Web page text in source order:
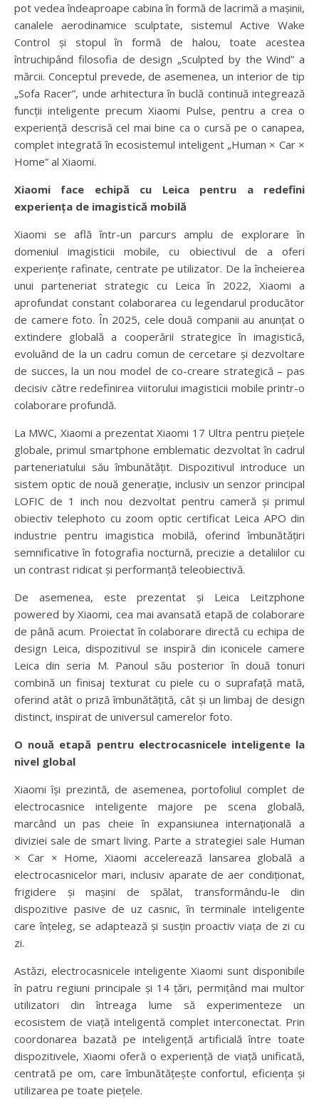
pot vedea îndeaproape cabina în formă de lacrimă a mașinii,
canalele aerodinamice sculptate, sistemul Active Wake
Control și stopul în formă de halou, toate acestea
întruchipând filosofia de design „Sculpted by the Wind” a
mărcii. Conceptul prevede, de asemenea, un interior de tip
„Sofa Racer”, unde arhitectura în buclă continuă integrează
funcții inteligente precum Xiaomi Pulse, pentru a crea o
experiență descrisă cel mai bine ca o cursă pe o canapea,
complet integrată în ecosistemul inteligent „Human × Car ×
Home” al Xiaomi.
Xiaomi face echipă cu Leica pentru a redefini
experiența de imagistică mobilă
Xiaomi se află într-un parcurs amplu de explorare în
domeniul imagisticii mobile, cu obiectivul de a oferi
experiențe rafinate, centrate pe utilizator. De la încheierea
unui parteneriat strategic cu Leica în 2022, Xiaomi a
aprofundat constant colaborarea cu legendarul producător
de camere foto. În 2025, cele două companii au anunțat o
extindere globală a cooperării strategice în imagistică,
evoluând de la un cadru comun de cercetare și dezvoltare
de succes, la un nou model de co-creare strategică – pas
decisiv către redefinirea viitorului imagisticii mobile printr-o
colaborare profundă.
La MWC, Xiaomi a prezentat Xiaomi 17 Ultra pentru piețele
globale, primul smartphone emblematic dezvoltat în cadrul
parteneriatului său îmbunătățit. Dispozitivul introduce un
sistem optic de nouă generație, inclusiv un senzor principal
LOFIC de 1 inch nou dezvoltat pentru cameră și primul
obiectiv telephoto cu zoom optic certificat Leica APO din
industrie pentru imagistica mobilă, oferind îmbunătățiri
semnificative în fotografia nocturnă, precizie a detaliilor cu
un contrast ridicat și performanță teleobiectivă.
De asemenea, este prezentat și Leica Leitzphone
powered by Xiaomi, cea mai avansată etapă de colaborare
de până acum. Proiectat în colaborare directă cu echipa de
design Leica, dispozitivul se inspiră din iconicele camere
Leica din seria M. Panoul său posterior în două tonuri
combină un finisaj texturat cu piele cu o suprafață mată,
oferind atât o priză îmbunătățită, cât și un limbaj de design
distinct, inspirat de universul camerelor foto.
O nouă etapă pentru electrocasnicele inteligente la
nivel global
Xiaomi își prezintă, de asemenea, portofoliul complet de
electrocasnice inteligente majore pe scena globală,
marcând un pas cheie în expansiunea internațională a
diviziei sale de smart living. Parte a strategiei sale Human
× Car × Home, Xiaomi accelerează lansarea globală a
electrocasnicelor mari, inclusiv aparate de aer condiționat,
frigidere și mașini de spălat, transformându-le din
dispozitive pasive de uz casnic, în terminale inteligente
care înțeleg, se adaptează și susțin proactiv viața de zi cu
zi.
Astăzi, electrocasnicele inteligente Xiaomi sunt disponibile
în patru regiuni principale și 14 țări, permițând mai multor
utilizatori din întreaga lume să experimenteze un
ecosistem de viață inteligentă complet interconectat. Prin
coordonarea bazată pe inteligență artificială între toate
dispozitivele, Xiaomi oferă o experiență de viață unificată,
centrată pe om, care îmbunătățește confortul, eficiența și
utilizarea pe toate piețele.